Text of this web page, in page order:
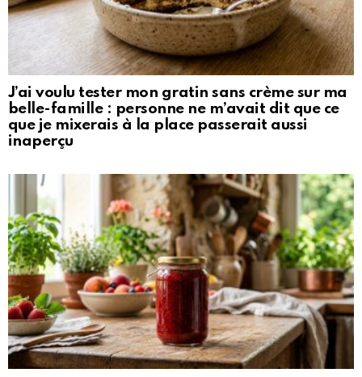
J’ai voulu tester mon gratin sans crème sur ma
belle-famille : personne ne m’avait dit que ce
que je mixerais à la place passerait aussi
inaperçu